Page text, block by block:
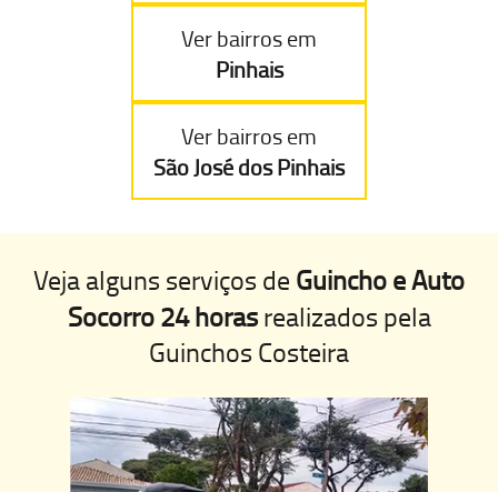
Ver bairros em
Pinhais
Ver bairros em
São José dos Pinhais
Veja alguns serviços de Guincho e Auto
Socorro 24 horasrealizados pela
Guinchos Costeira